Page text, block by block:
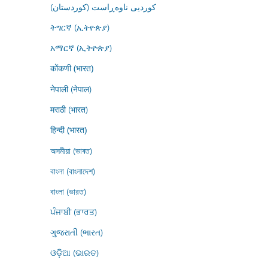
کوردیی ناوەڕاست (کوردستان)
ትግርኛ (ኢትዮጵያ)
አማርኛ (ኢትዮጵያ)
कोंकणी (भारत)
नेपाली (नेपाल)
मराठी (भारत)
हिन्दी (भारत)
অসমীয়া (ভাৰত)
বাংলা (বাংলাদেশ)
বাংলা (ভারত)
ਪੰਜਾਬੀ (ਭਾਰਤ)
ગુજરાતી (ભારત)
ଓଡ଼ିଆ (ଭାରତ)